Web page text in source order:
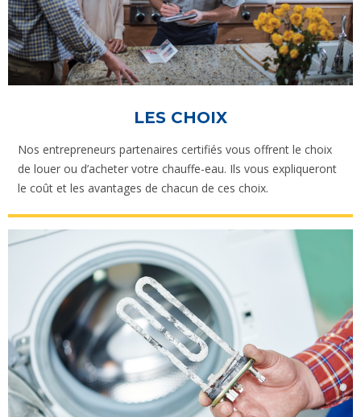
LES CHOIX
Nos entrepreneurs partenaires certifiés vous offrent le choix
de louer ou d’acheter votre chauffe-eau. Ils vous expliqueront
le coût et les avantages de chacun de ces choix.